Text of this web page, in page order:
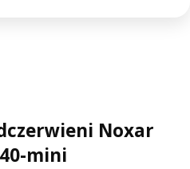
Noxar
mini